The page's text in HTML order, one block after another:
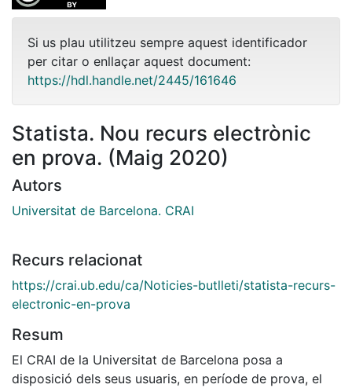
Si us plau utilitzeu sempre aquest identificador
per citar o enllaçar aquest document:
https://hdl.handle.net/2445/161646
Statista. Nou recurs electrònic
en prova. (Maig 2020)
Autors
Universitat de Barcelona. CRAI
Recurs relacionat
https://crai.ub.edu/ca/Noticies-butlleti/statista-recurs-
electronic-en-prova
Resum
El CRAI de la Universitat de Barcelona posa a
disposició dels seus usuaris, en període de prova, el